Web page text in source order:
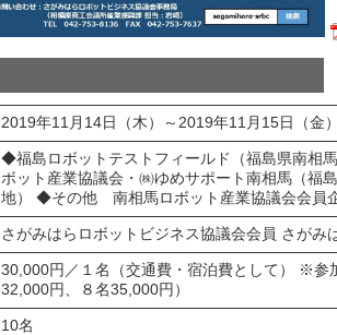
2019年11月14日（木）～2019年11月15日（金
◆福島ロボットテストフィールド（福島県南相
ボット産業協議会・㈱ゆめサポート南相馬（福
地） ◆その他 南相馬ロボット産業協議会会員
さがみはらロボットビジネス協議会会員 さが
30,000円／１名（交通費・宿泊費として） ※参
32,000円、８名35,000円）
10名